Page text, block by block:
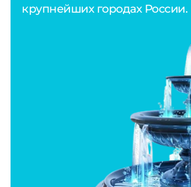
крупнейших городах России.